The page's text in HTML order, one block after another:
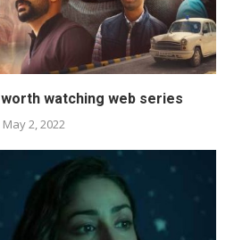
watching web series
May 2, 2022